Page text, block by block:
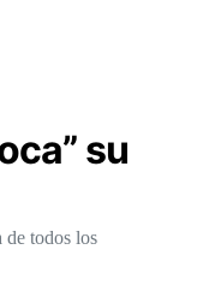
su
todos los